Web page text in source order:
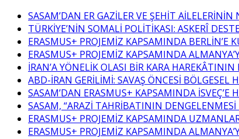
SASAM’DAN ER GAZİLER VE ŞEHİT
TÜRKİYE’NİN SOMALİ POLİTİKASI: ASKERÎ
ERASMUS+ PROJEMİZ KAPSAMINDA BERLİN’E
ERASMUS+ PROJEMİZ KAPSAMINDA
İRAN’A YÖNELİK OLASI BİR KARA
ABD-İRAN GERİLİMİ: SAVAŞ ÖNCESİ BÖLGESEL
SASAM’DAN ERASMUS+ KAPSAMINDA İSVEÇ’E
SASAM, “ARAZİ TAHRİBATININ
ERASMUS+ PROJEMİZ KAPSAMINDA
ERASMUS+ PROJEMİZ KAPSAMINDA